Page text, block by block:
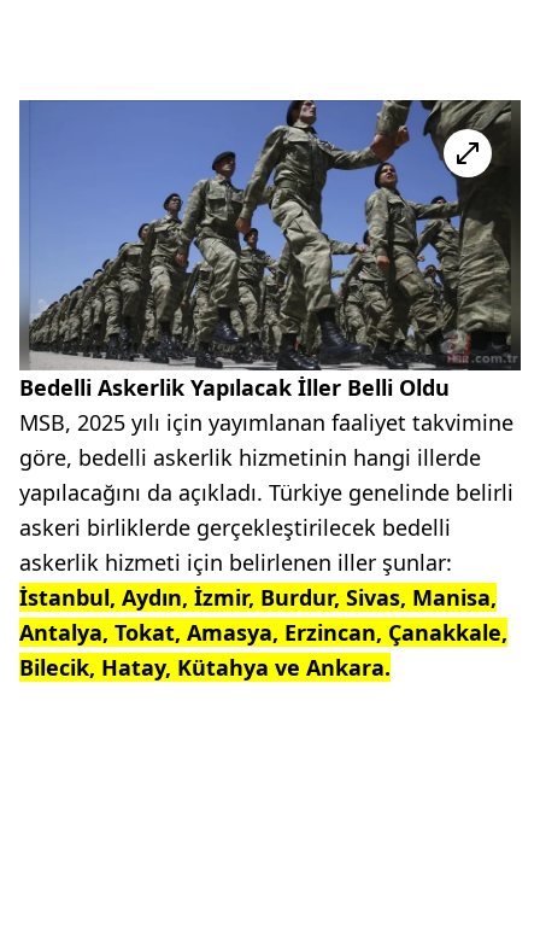
Bedelli Askerlik Yapılacak İller Belli Oldu
MSB, 2025 yılı için yayımlanan faaliyet takvimine
göre, bedelli askerlik hizmetinin hangi illerde
yapılacağını da açıkladı. Türkiye genelinde belirli
askeri birliklerde gerçekleştirilecek bedelli
askerlik hizmeti için belirlenen iller şunlar:
İstanbul, Aydın, İzmir, Burdur, Sivas, Manisa,
Antalya, Tokat, Amasya, Erzincan, Çanakkale,
Bilecik, Hatay, Kütahya ve Ankara.